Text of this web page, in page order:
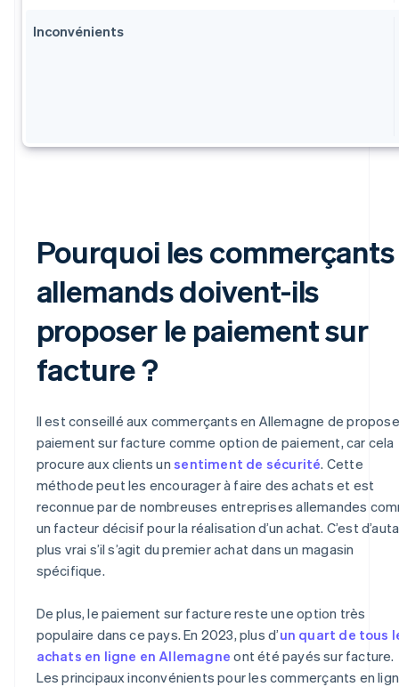
Inconvénients
Pourquoi les commerçants
allemands doivent-ils
proposer le paiement sur
facture ?
Il est conseillé aux commerçants en Allemagne de
paiement sur facture comme option de paiement, car cela
procure aux clients unsentiment de sécurité. Cette
méthode peut les encourager à faire des achats et est
reconnue par de nombreuses entreprises allemandes
un facteur décisif pour la réalisation d’un achat. C’est
plus vrai s’il s’agit du premier achat dans un magasin
spécifique.
De plus, le paiement sur facture reste une option très
populaire dans ce pays. En 2023, plus d’un quart de tous
achats en ligne en Allemagne ont été payés sur facture.
Les principaux inconvénients pour les commerçants en